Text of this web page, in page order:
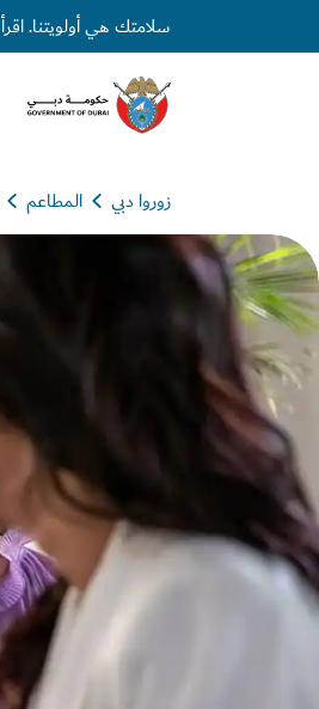
سلامتك هي أولويتنا. اقرأ
زوروا دبي المطاعم